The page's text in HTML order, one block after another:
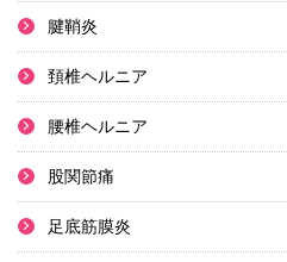
腱鞘炎
頚椎ヘルニア
腰椎ヘルニア
股関節痛
足底筋膜炎